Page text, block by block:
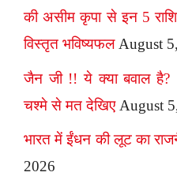
की असीम कृपा से इन 5
विस्तृत भविष्यफल August
जैन जी !! ये क्या बवाल है?
चश्मे से मत देखिए August
भारत में ईंधन की लूट का
2026